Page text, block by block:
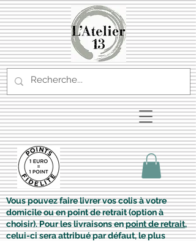
Vous pouvez faire livrer vos colis à votre
domicile ou en point de retrait (option à
choisir). Pour les livraisons enpoint de retrait,
celui-ci sera attribué par défaut, le plus